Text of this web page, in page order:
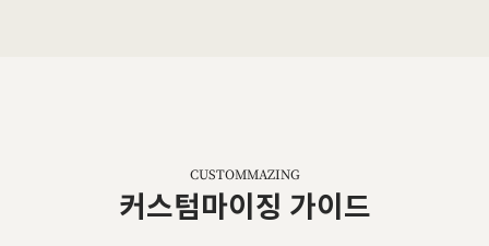
CUSTOMMAZING
커스텀마이징 가이드